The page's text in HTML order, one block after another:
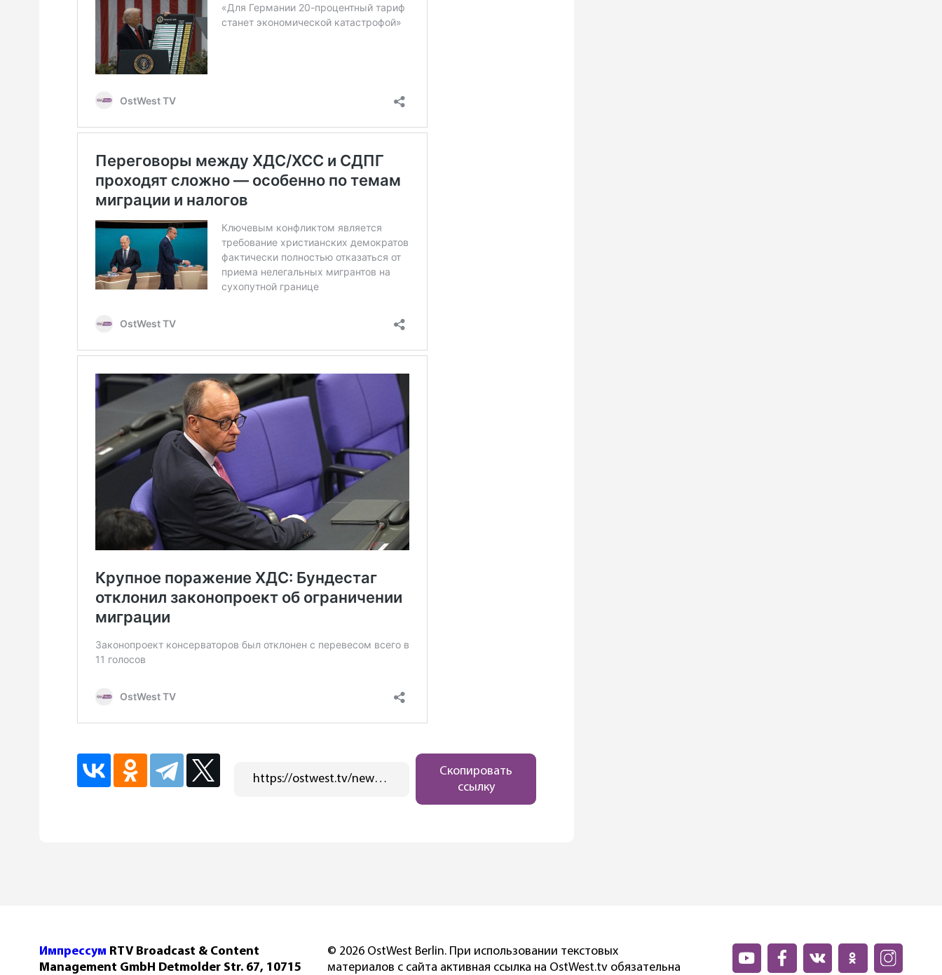
https://ostwest.tv/news/utrom-obrushilis-mirovye-fondovye-rynki/
Скопировать
ссылку
Импрессум RTV Broadcast & Content
Management GmbH Detmolder Str. 67, 10715
© 2026 OstWest Berlin. При использовании текстовых
материалов с сайта активная ссылка на OstWest.tv обязательна